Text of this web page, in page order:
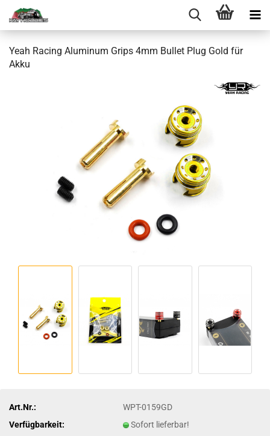
Yeah Racing Aluminum Grips 4mm Bullet Plug Gold für
Akku
Art.Nr.:
WPT-0159GD
Verfügbarkeit:
Sofort lieferbar!